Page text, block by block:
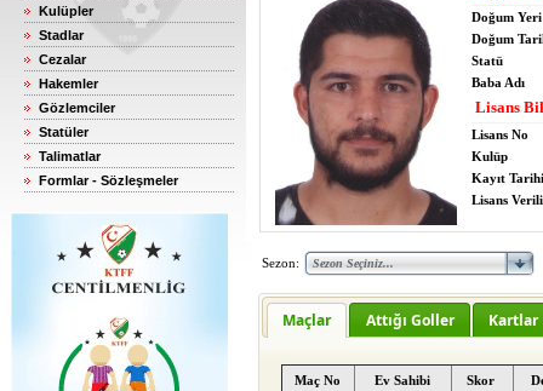
Kulüpler
Stadlar
Cezalar
Hakemler
Gözlemciler
Statüler
Talimatlar
Formlar - Sözleşmeler
Doğum Yeri
Doğum
Statü
Baba Adı
Lisans
Lisans No
Kulüp
Kayıt Tarihi
Lisans
Sezon:
Maçlar Attığı Goller Kartlar
Maç No Ev Sahibi Skor